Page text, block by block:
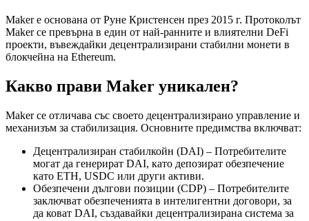
Maker е основана от Руне Кристенсен през 2015 г. Протоколът
Maker се превърна в един от най-ранните и влиятелни DeFi
проекти, въвеждайки децентрализирани стабилни монети в
блокчейна на Ethereum.
Какво прави Maker уникален?
Maker се отличава със своето децентрализирано управление и
механизъм за стабилизация. Основните предимства включват:
Децентрализиран стабилкойн (DAI) – Потребителите
могат да генерират DAI, като депозират обезпечение
като ETH, USDC или други активи.
Обезпечени дългови позиции (CDP) – Потребителите
заключват обезпеченията в интелигентни договори, за
да коват DAI, създавайки децентрализирана система за